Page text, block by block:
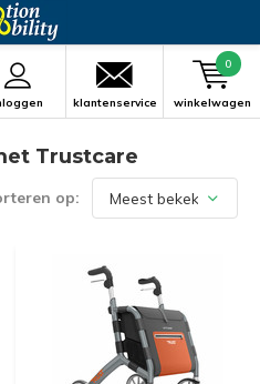
klantenservice winkelwagen
0
Trustcare
op: